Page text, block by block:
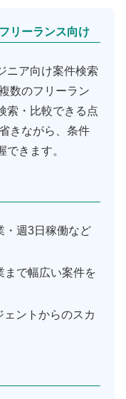
リーランス向け
ニア向け案件検索
数のフリーラン
索・比較できる点
きながら、条件
きます。
・週3日稼働など
まで幅広い案件を
ントからのスカ